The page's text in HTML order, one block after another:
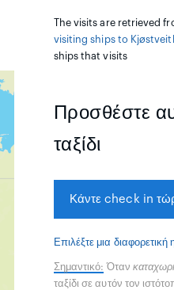
The visits are retrieved
visiting ships to
ships that visits
Προσθέστε
ταξίδι
Κάντε check in
Επιλέξτε μια
Σημαντικό: Όταν
ταξίδι σε αυτόν τον